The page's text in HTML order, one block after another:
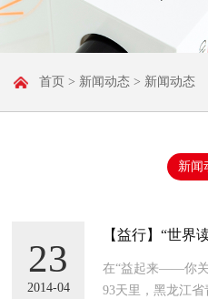
首页 > 新闻动态 > 新闻动态
新闻
23
2014-04
【益行】“世界
发到孩子手中
在“益起来——你关
93天里，黑龙江